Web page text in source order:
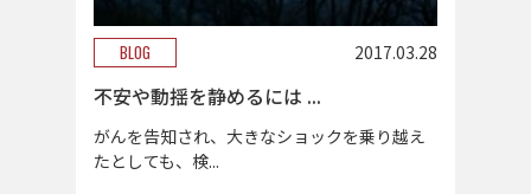
BLOG 2017.03.28
不安や動揺を静めるには ...
がんを告知され、大きなショックを乗り越え
たとしても、検...